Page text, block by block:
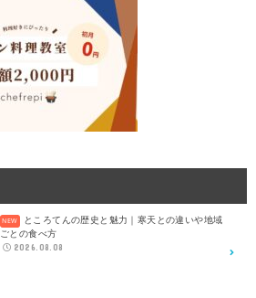
ところてんの歴史と魅力｜寒天との違いや地域
ごとの食べ方
2026.08.08